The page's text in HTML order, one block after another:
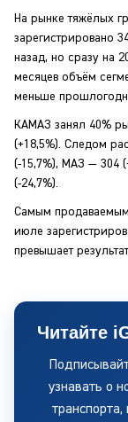
На рынке тяжёлых
зарегистрировано
назад, но сразу на
месяцев объём
меньше
КАМАЗ занял 40%
(+18,5%). Следом
(-15,7%), МАЗ — 304
(-24,7%).
Самым
июле
превышает
Читайте
узнавать о